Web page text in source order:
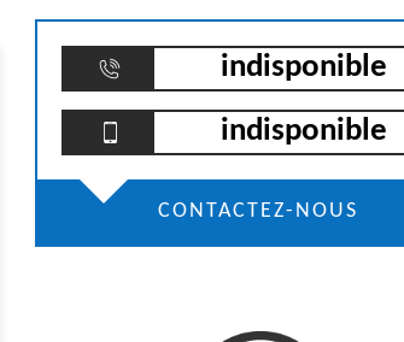
indisponible
indisponible
CONTACTEZ-NOUS